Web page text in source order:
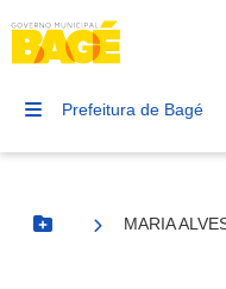
Prefeitura de Bagé
Botão Menu
MARIA